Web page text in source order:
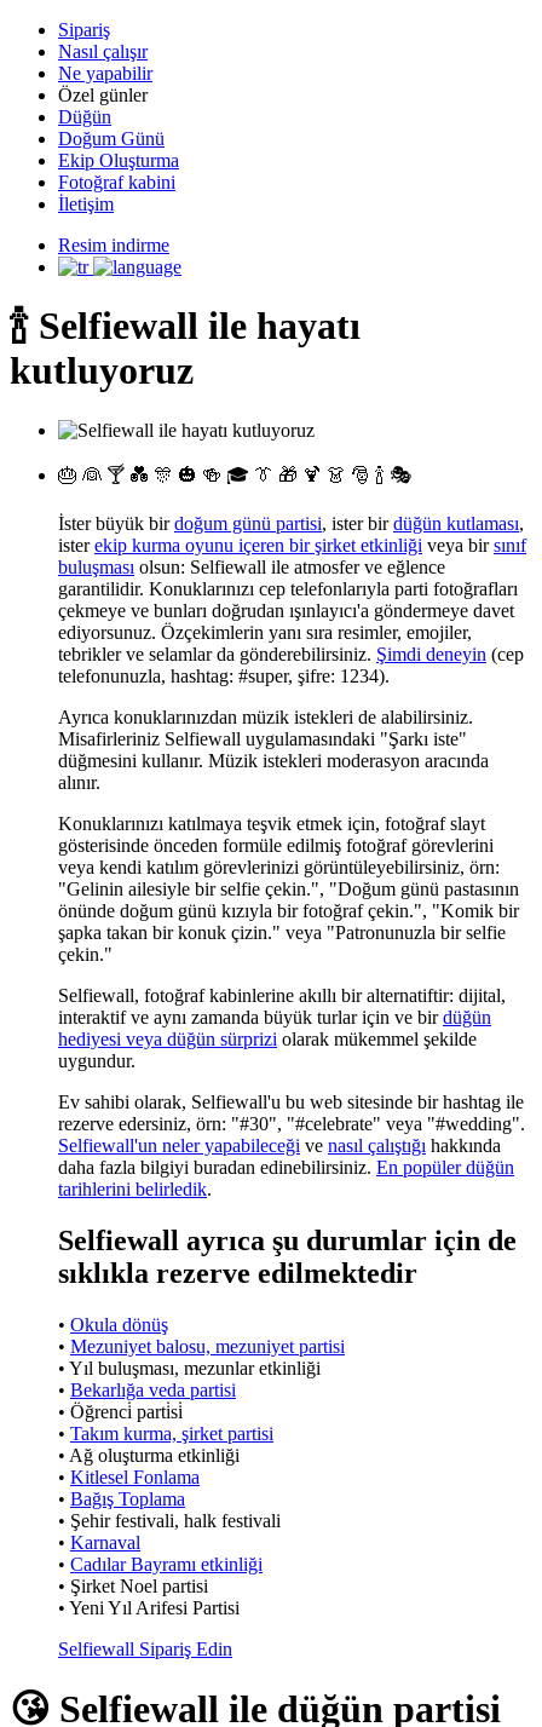
Sipariş
Nasıl çalışır
Ne yapabilir
Özel günler
Düğün
Doğum Günü
Ekip Oluşturma
Fotoğraf kabini
İletişim
Resim indirme
🍾 Selfiewall ile hayatı
kutluyoruz
🎂 👰 🍸 💑 🎊 🎃 🍻 🎓 👔 🎁 🍹 👗 🎅 🍾 🎭
İster büyük birdoğum günü partisi, ister birdüğün kutlaması,
isterekip kurma oyunu içeren bir şirket etkinliği veya birsınıf
buluşması olsun: Selfiewall ile atmosfer ve eğlence
garantilidir. Konuklarınızı cep telefonlarıyla parti fotoğrafları
çekmeye ve bunları doğrudan ışınlayıcı'a göndermeye davet
ediyorsunuz. Özçekimlerin yanı sıra resimler, emojiler,
tebrikler ve selamlar da gönderebilirsiniz. Şimdi deneyin (cep
telefonunuzla, hashtag: #super, şifre: 1234).
Ayrıca konuklarınızdan müzik istekleri de alabilirsiniz.
Misafirleriniz Selfiewall uygulamasındaki "Şarkı iste"
düğmesini kullanır. Müzik istekleri moderasyon aracında
alınır.
Konuklarınızı katılmaya teşvik etmek için, fotoğraf slayt
gösterisinde önceden formüle edilmiş fotoğraf görevlerini
veya kendi katılım görevlerinizi görüntüleyebilirsiniz, örn:
"Gelinin ailesiyle bir selfie çekin.", "Doğum günü pastasının
önünde doğum günü kızıyla bir fotoğraf çekin.", "Komik bir
şapka takan bir konuk çizin." veya "Patronunuzla bir selfie
çekin."
Selfiewall, fotoğraf kabinlerine akıllı bir alternatiftir: dijital,
interaktif ve aynı zamanda büyük turlar için ve birdüğün
hediyesi veya düğün sürprizi olarak mükemmel şekilde
uygundur.
Ev sahibi olarak, Selfiewall'u bu web sitesinde bir hashtag ile
rezerve edersiniz, örn: "#30", "#celebrate" veya "#wedding".
Selfiewall'un neler yapabileceği ve nasıl çalıştığı hakkında
daha fazla bilgiyi buradan edinebilirsiniz. En popüler düğün
tarihlerini belirledik.
Selfiewall ayrıca şu durumlar için de
sıklıkla rezerve edilmektedir
• Okula dönüş
• Mezuniyet balosu, mezuniyet partisi
• Yıl buluşması, mezunlar etkinliği
• Bekarlığa veda partisi
• Öğrenci̇ parti̇si̇
• Takım kurma, şirket partisi
• Ağ oluşturma etkinliği
• Kitlesel Fonlama
• Bağış Toplama
• Şehir festivali, halk festivali
• Karnaval
• Cadılar Bayramı etkinliği
• Şirket Noel partisi
• Yeni Yıl Arifesi Partisi
Selfiewall Sipariş Edin
😘 Selfiewall ile düğün partisi